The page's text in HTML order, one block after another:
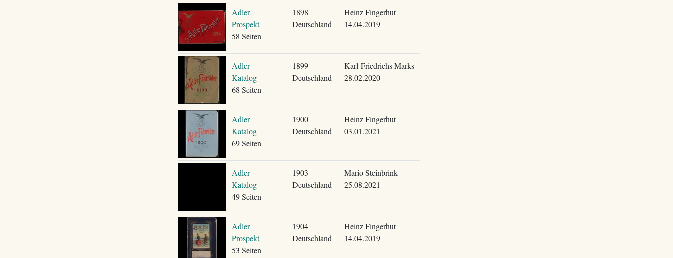
Adler
Prospekt
58 Seiten
1898
Deutschland
Heinz Fingerhut
14.04.2019
Adler
Katalog
68 Seiten
1899
Deutschland
Karl-Friedrichs Marks
28.02.2020
Adler
Katalog
69 Seiten
1900
Deutschland
Heinz Fingerhut
03.01.2021
Adler
Katalog
49 Seiten
1903
Deutschland
Mario Steinbrink
25.08.2021
Adler
Prospekt
53 Seiten
1904
Deutschland
Heinz Fingerhut
14.04.2019